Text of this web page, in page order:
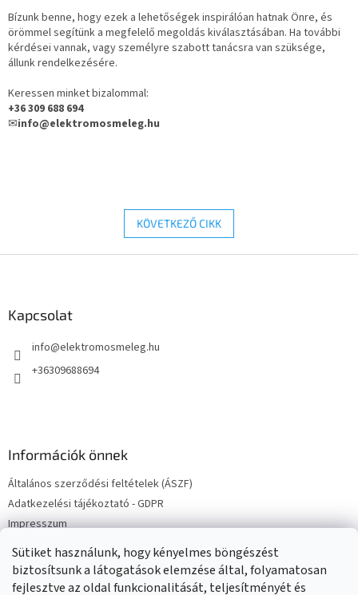
Sütiket használunk, hogy kényelmes böngészést
biztosítsunk a látogatások elemzése által, folyamatosan
fejlesztve az oldal funkcionalitását, teljesítményét és
Bízunk benne, hogy ezek a lehetőségek inspirálóan hatnak Önre, és
örömmel segítünk a megfelelő megoldás kiválasztásában. Ha további
kérdései vannak, vagy személyre szabott tanácsra van szüksége,
állunk rendelkezésére.
Keressen minket bizalommal:
+36 309 688 694
✉info@elektromosmeleg.hu
KÖVETKEZŐ CIKK
Kapcsolat
info@elektromosmeleg.hu
+36309688694
Információk önnek
Általános szerződési feltételek (ÁSZF)
Adatkezelési tájékoztató - GDPR
Impresszum
Elektromos kazán bekötések
Elérhetőségek